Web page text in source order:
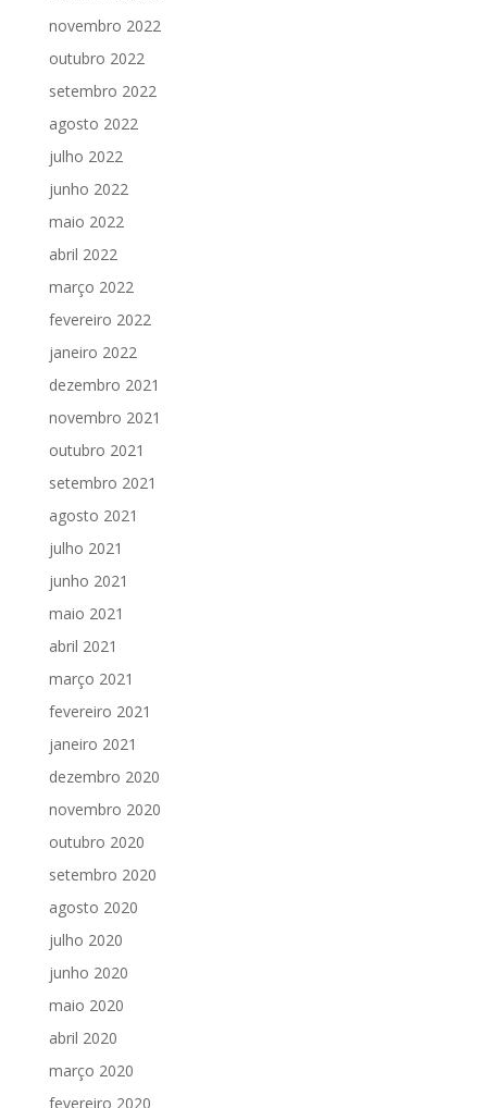
novembro 2022
outubro 2022
setembro 2022
agosto 2022
julho 2022
junho 2022
maio 2022
abril 2022
março 2022
fevereiro 2022
janeiro 2022
dezembro 2021
novembro 2021
outubro 2021
setembro 2021
agosto 2021
julho 2021
junho 2021
maio 2021
abril 2021
março 2021
fevereiro 2021
janeiro 2021
dezembro 2020
novembro 2020
outubro 2020
setembro 2020
agosto 2020
julho 2020
junho 2020
maio 2020
abril 2020
março 2020
fevereiro 2020